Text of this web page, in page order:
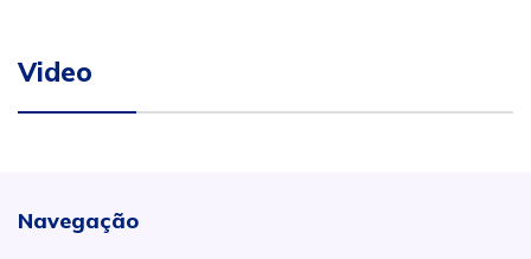
Video
Navegação